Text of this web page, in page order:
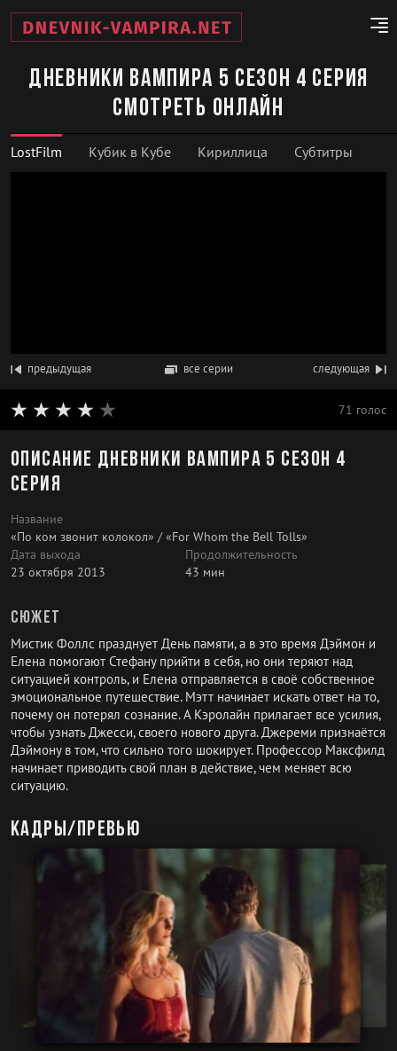
Дневники вампира 5 сезон 4 серия
смотреть онлайн
LostFilm Кубик в Кубе Кириллица Субтитры
предыдущая все серии следующая
71 голос
Описание Дневники вампира 5 сезон 4
серия
Название
«По ком звонит колокол» / «For Whom the Bell Tolls»
Дата выхода
23 октября 2013
Продолжительность
43 мин
Сюжет
Мистик Фоллс празднует День памяти, а в это время Дэймон и
Елена помогают Стефану прийти в себя, но они теряют над
ситуацией контроль, и Елена отправляется в своё собственное
эмоциональное путешествие. Мэтт начинает искать ответ на то,
почему он потерял сознание. А Кэролайн прилагает все усилия,
чтобы узнать Джесси, своего нового друга. Джереми признаётся
Дэймону в том, что сильно того шокирует. Профессор Максфилд
начинает приводить свой план в действие, чем меняет всю
ситуацию.
Кадры/превью